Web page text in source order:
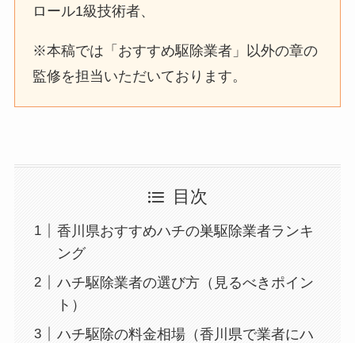
ロール1級技術者、
※本稿では「おすすめ駆除業者」以外の章の
監修を担当いただいております。
目次
香川県おすすめハチの巣駆除業者ランキ
ング
ハチ駆除業者の選び方（見るべきポイン
ト）
ハチ駆除の料金相場（香川県で業者にハ